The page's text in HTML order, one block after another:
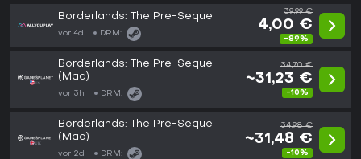
Borderlands: The Pre-Sequel
vor 4d DRM:
39,99 €
4,00 €
-89%
Borderlands: The Pre-Sequel
(Mac)
vor 3h DRM:
34,70 €
~31,23 €
-10%
Borderlands: The Pre-Sequel
(Mac)
vor 2d DRM:
34,98 €
~31,48 €
-10%